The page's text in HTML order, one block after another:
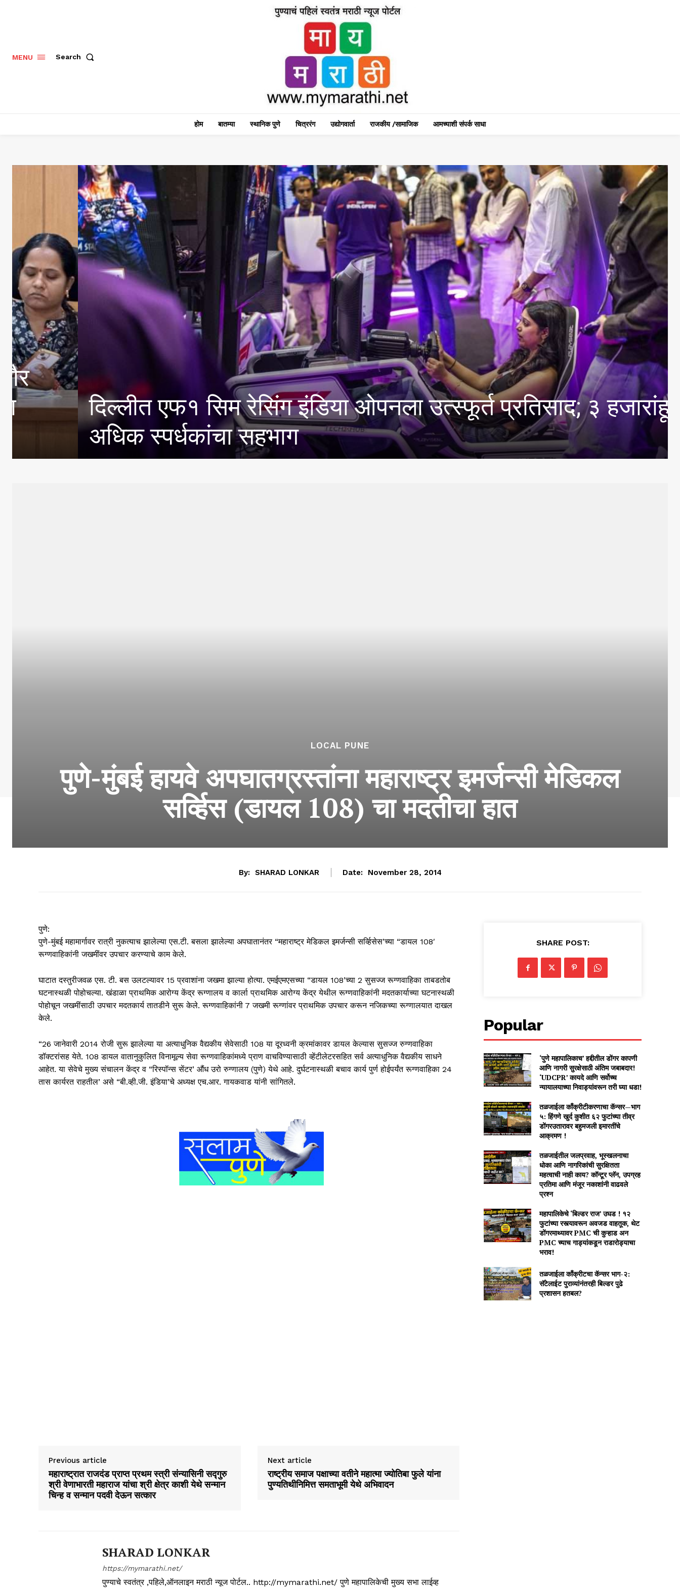
MENU Search
होम बातम्या स्थानिक पुणे चित्ररंग उद्योगवार्ता राजकीय /सामाजिक आमच्याशी संपर्क साधा
दिल्लीत एफ१ सिम रेसिंग इंडिया ओपनला उत्स्फूर्त प्रतिसाद; ३ हजारांहून
अधिक स्पर्धकांचा सहभाग
LOCAL PUNE
पुणे-मुंबई हायवे अपघातग्रस्तांना महाराष्ट्र इमर्जन्सी मेडिकल
सर्व्हिस (डायल 108) चा मदतीचा हात
By: SHARAD LONKAR Date: November 28, 2014
पुणे:
पुणे-मुंबई महामार्गावर रात्री नुकत्याच झालेल्या एस.टी. बसला झालेल्या अपघातानंतर “महाराष्ट्र मेडिकल इमर्जन्सी सर्व्हिसेस’च्या “डायल 108′
रूग्णवाहिकांनी जखमींवर उपचार करण्याचे काम केले.
घाटात दस्तुरीजवळ एस. टी. बस उलटल्यावर 15 प्रवाशांना जखमा झाल्या होत्या. एमईएमएसच्या “डायल 108’च्या 2 सुसज्ज रूग्णवाहिका ताबडतोब
घटनास्थळी पोहोचल्या. खंडाळा प्राथमिक आरोग्य केंद्र रूग्णालय व कार्ला प्राथमिक आरोग्य केंद्र येथील रूग्णवाहिकांनी मदतकार्याच्या घटनास्थळी
पोहोचून जखमींसाठी उपचार मदतकार्य तातडीने सुरू केले. रूग्णवाहिकांनी 7 जखमी रूग्णांवर प्राथमिक उपचार करून नजिकच्या रूग्णालयात दाखल
केले.
“26 जानेवारी 2014 रोजी सुरू झालेल्या या अत्याधुनिक वैद्यकीय सेवेसाठी 108 या दूरध्वनी क्रमांकावर डायल केल्यास सुसज्ज रुग्णवाहिका
डॉक्टरांसह येते. 108 डायल वातानुकुलित विनामूल्य सेवा रूग्णवाहिकांमध्ये प्राण वाचविण्यासाठी व्हेंटीलेटरसहित सर्व अत्याधुनिक वैद्यकीय साधने
आहेत. या सेवेचे मुख्य संचालन केंद्र व “रिस्पॉन्स सेंटर’ औंध उरो रुग्णालय (पुणे) येथे आहे. दुर्घटनास्थळी बचाव कार्य पुर्ण होईपर्यंत रूग्णवाहिका 24
तास कार्यरत राहतील’ असे “बी.व्ही.जी. इंडिया’चे अध्यक्ष एच.आर. गायकवाड यांनी सांगितले.
Previous article
महाराष्ट्रात राजदंड प्राप्त प्रथम स्त्री संन्यासिनी सद्गुरु
श्री वेणाभारती महाराज यांचा श्री क्षेत्र काशी येथे सन्मान
चिन्ह व सन्मान पदवी देऊन सत्कार
Next article
राष्ट्रीय समाज पक्षाच्या वतीने महात्मा ज्योतिबा फुले यांना
पुण्यतिथीनिमित्त समताभूमी येथे अभिवादन
SHARAD LONKAR
https://mymarathi.net/
पुण्याचे स्वतंत्र ,पहिले,ऑनलाइन मराठी न्यूज पोर्टल.. http://mymarathi.net/ पुणे महापालिकेची मुख्य सभा लाईव्ह
SHARE POST:
Popular
‘पुणे महापालिकाच’ हद्दीतील डोंगर कापणी
आणि नागरी सुरक्षेसाठी अंतिम जबाबदार!
‘UDCPR’ कायदे आणि सर्वोच्च
न्यायालयाच्या निवाड्यांवरून तरी घ्या धडा!
तळजाईला काँक्रीटीकरणाचा कॅन्सर—भाग
५: हिंगणे खुर्द कुशीत ६२ फुटांच्या तीव्र
डोंगरउतारावर बहुमजली इमारतींचे
आक्रमण !
तळजाईतील जलप्रवाह, भूस्खलनाचा
धोका आणि नागरिकांची सुरक्षितता
महत्वाची नाही काय? कॉन्टूर प्लॅन, उपग्रह
प्रतिमा आणि मंजूर नकाशांनी वाढवले
प्रश्न
महापालिकेचे ‘बिल्डर राज’ उघड ! १२
फुटांच्या रस्त्यावरून अवजड वाहतूक, थेट
डोंगरमाथ्यावर PMC ची कुऱ्हाड अन
PMC च्याच गाड्यांकडून राडारोड्याचा
भराव!
तळजाईला कॉंक्रीटचा कॅन्सर भाग-२:
सॅटेलाईट पुराव्यांनंतरही बिल्डर पुढे
प्रशासन हतबल?